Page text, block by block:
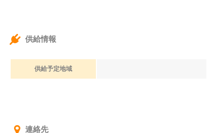
供給情報
供給予定地域
連絡先